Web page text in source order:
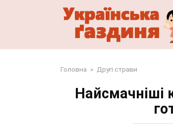
Головна » Другі страви
Найсмачніші